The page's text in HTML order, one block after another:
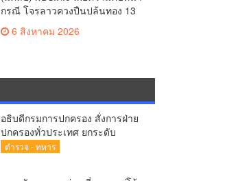
กรณี โจรลาวควงปืนปล้นทอง 13
ล้าน หนีกบดานแขวงบ่อแก้ว
6 สิงหาคม 2026
อธิบดีกรมการปกครอง สั่งการฝ่าย
ปกครองทั่วประเทศ ยกระดับ
มาตรการรักษาความปลอดภัย ตั้ง
ตำรวจ - ทหาร